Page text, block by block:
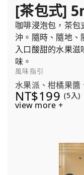
[茶包式]
咖啡浸泡包，茶
沖。隨時、隨地、
入口酸甜的水果
味。
風味指引
水果派、柑橘果醬
NT$199 (5入)
view more +